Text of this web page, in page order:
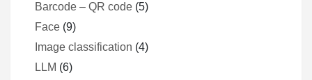
Barcode – QR code (5)
Face (9)
Image classification (4)
LLM (6)